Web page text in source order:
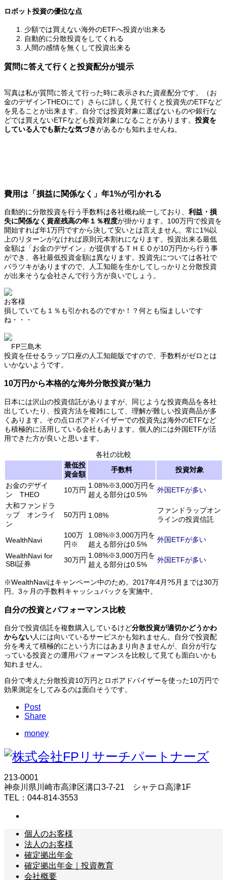
ロボット投資の優位な点
少額では買えない海外のETFへ投資が出来る
自動的に分散投資をしてくれる
人間の感情を無くして投資出来る
質問に答えて行くと投資配分が提示
写真は私が質問に答えて行った時に表示された資産配分です。（お
金のデザインTHEOにて）さらに詳しく見て行くと投資先のETFなど
を見ることが出来ます。自分では投資対象に選ばないものや銀行な
どでは買えないETFなども投資対象になることがあります。 投資を
している人でも新たな気づきがあるかも知れませんね。
費用は「損益に関係なく」年1%が引かれる
自動的に分散投資を行う手数料は各社概ね統一しており、 利益・損
失に関係なく資産残高の年１％程度が掛かります。100万円で投資を
開始すれば年1万円ですから決して安いとは言えません。常に1%以
上のリターンがなければ原則元本割れになります。投資出来る最低
金額は「お金のデザイン」が提供するＴＨＥＯが10万円から行う事
ができ、各社最低投資金額は異なります。投資先については各社で
バラツキがありますので、人工知能を生かしてしっかりと分散投資
が出来そうな会社さんで行う方が良いでしょう。
お客様
損していても１％も引かれるのですか！？何とも悩ましいです
ね・・・
FP三島木
投資を任せるラップ口座の人工知能版ですので、手数料がゼロとは
いかないようです。
10万円から本格的な海外分散投資が魅力
日本には沢山の投資信託がありますが、同じような投資商品を各社
出していたり、投資方法を複雑にして、理解が難しい投資商品が多
くあります。その点ロボアドバイザーでの投資先は海外のETFなど
も積極的に活用している会社もあります。個人的には外国ETFが活
用できた方が良いと思います。
各社の比較
最低投
資金額
手数料
投資対象
お金のデザイ
ン THEO
10万円
1.08%※3,000万円を
超える部分は0.5%
外国ETFが多い
大和ファンドラ
ップ オンライ
ン
50万円 1.08%
ファンドラップオン
ラインの投資信託
WealthNavi
100万
円※
1.08%※3,000万円を
超える部分は0.5%
外国ETFが多い
WealthNavi for
SBI証券
30万円
1.08%※3,000万円を
超える部分は0.5%
外国ETFが多い
※WealthNaviはキャンペーン中のため。2017年4月?5月までは30万
円。3ヶ月の手数料キャッシュバックを実施中。
自分の投資とパフォーマンス比較
自分で投資信託を複数購入しているけど分散投資が適切かどうかわ
からない人には向いているサービスかも知れません。自分で投資配
分を考えて積極的にという方にはあまり向きませんが、自分が行な
っている投資との運用パフォーマンスを比較して見ても面白いかも
知れません。
自分で考えた分散投資10万円とロボアドバイザーを使った10万円で
効果測定をしてみるのは面白そうです。
Post
Share
money
213-0001
神奈川県川崎市高津区溝口3-7-21 シャテロ高津1F
TEL：044-814-3553
個人のお客様
法人のお客様
確定拠出年金
確定拠出年金｜投資教育
会社概要